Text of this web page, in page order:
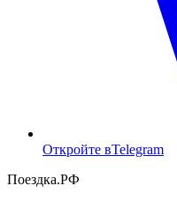
Откройте вTelegram
Поездка.РФ